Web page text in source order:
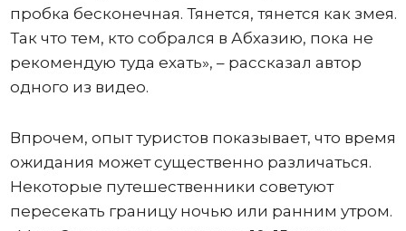
пробка бесконечная. Тянется, тянется как змея.
Так что тем, кто собрался в Абхазию, пока не
рекомендую туда ехать», – рассказал автор
одного из видео.
Впрочем, опыт туристов показывает, что время
ожидания может существенно различаться.
Некоторые путешественники советуют
пересекать границу ночью или ранним утром.